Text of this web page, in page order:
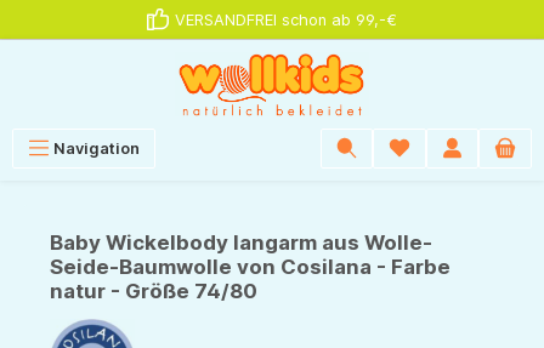
VERSANDFREI schon ab 99,-€
Navigation
Baby Wickelbody langarm aus Wolle-
Seide-Baumwolle von Cosilana - Farbe
natur - Größe 74/80